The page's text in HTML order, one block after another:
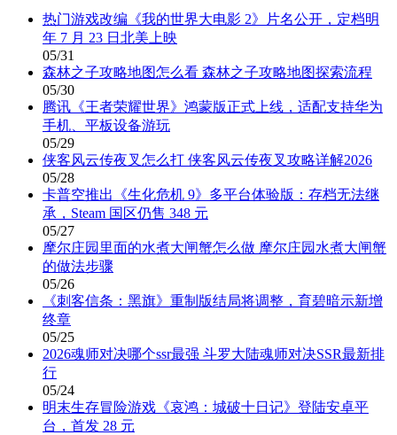
热门游戏改编《我的世界大电影 2》片名公开，定档明
年 7 月 23 日北美上映
05/31
森林之子攻略地图怎么看 森林之子攻略地图探索流程
05/30
腾讯《王者荣耀世界》鸿蒙版正式上线，适配支持华为
手机、平板设备游玩
05/29
侠客风云传夜叉怎么打 侠客风云传夜叉攻略详解2026
05/28
卡普空推出《生化危机 9》多平台体验版：存档无法继
承，Steam 国区仍售 348 元
05/27
摩尔庄园里面的水煮大闸蟹怎么做 摩尔庄园水煮大闸蟹
的做法步骤
05/26
《刺客信条：黑旗》重制版结局将调整，育碧暗示新增
终章
05/25
2026魂师对决哪个ssr最强 斗罗大陆魂师对决SSR最新排
行
05/24
明末生存冒险游戏《哀鸿：城破十日记》登陆安卓平
台，首发 28 元